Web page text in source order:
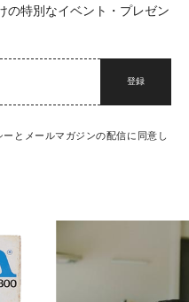
の特別なイベント・プレゼン
登録
とメールマガジンの配信に同意し